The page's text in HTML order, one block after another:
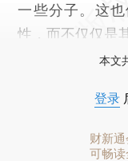
一些分子。这
性，而不仅仅是
本文
登录
财新通
可畅读